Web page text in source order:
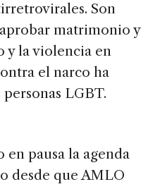
Son
matrimonio y
y la violencia en
el narco ha
LGBT.
en pausa la agenda
desde que AMLO